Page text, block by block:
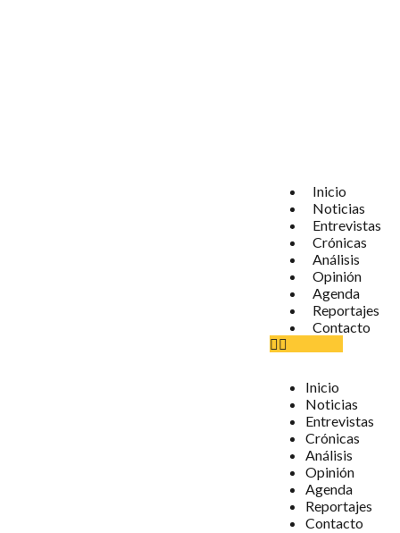
Inicio
Noticias
Entrevistas
Crónicas
Análisis
Opinión
Agenda
Reportajes
Contacto
Inicio
Noticias
Entrevistas
Crónicas
Análisis
Opinión
Agenda
Reportajes
Contacto